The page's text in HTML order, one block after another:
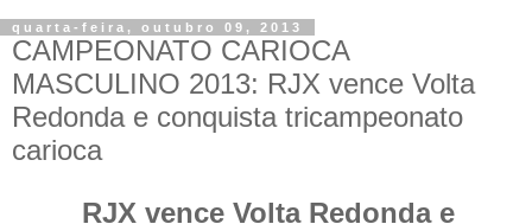
quarta-feira, outubro 09, 2013
CAMPEONATO CARIOCA
MASCULINO 2013: RJX vence Volta
Redonda e conquista tricampeonato
carioca
RJX vence Volta Redonda e